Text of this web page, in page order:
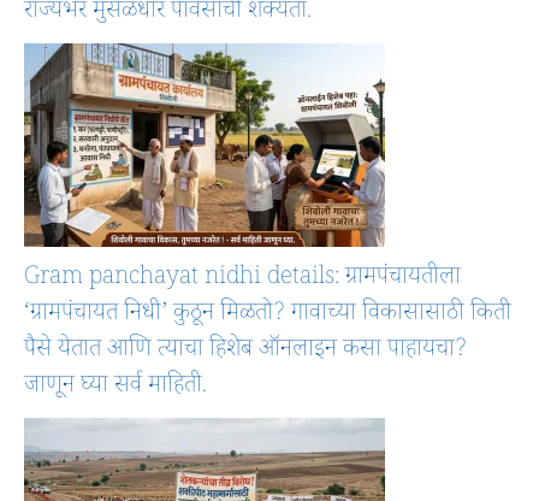
राज्यभर मुसळधार पावसाची शक्यता.
Gram panchayat nidhi details: ग्रामपंचायतीला
‘ग्रामपंचायत निधी’ कुठून मिळतो? गावाच्या विकासासाठी किती
पैसे येतात आणि त्याचा हिशेब ऑनलाइन कसा पाहायचा?
जाणून घ्या सर्व माहिती.